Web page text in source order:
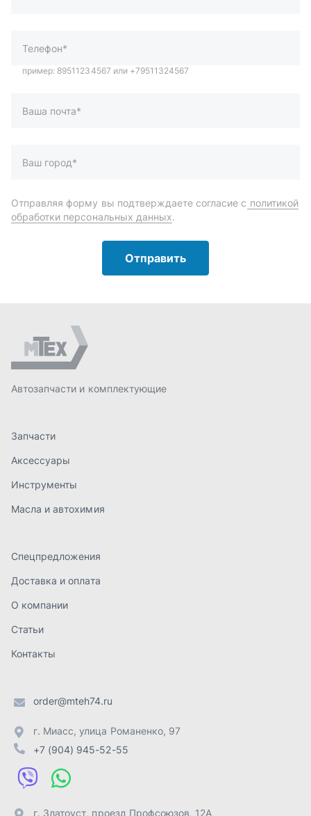
Отправить
Автозапчасти и комплектующие
Масла и автохимия
Спецпредложения
Доставка и оплата
Контакты
order@mteh74.ru
+7 (904) 945-52-55
г. Златоуст
г. Челябинск
+7 (904) 945-04-44
Отправить заявку